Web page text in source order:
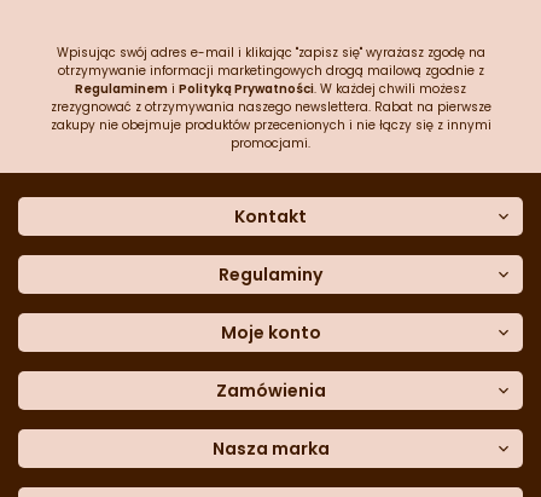
Wpisując swój adres e-mail i klikając "zapisz się" wyrażasz zgodę na
otrzymywanie informacji marketingowych drogą mailową zgodnie z
Regulaminem i Polityką Prywatności. W każdej chwili możesz
zrezygnować z otrzymywania naszego newslettera. Rabat na pierwsze
zakupy nie obejmuje produktów przecenionych i nie łączy się z innymi
promocjami.
Kontakt
Dane kontaktowe
Często zadawane pytania
Sklep stacjonarny
Formularz kontaktowy
Blog
telefon:601 767 272
Regulaminy
Polityka prywatności
Polityka cookies
Polityka reklamacji
Polityka zwrotów
Dostępność cyfrowa
Moje konto
Moje dane
Historia zamówień
Lista ulubionych
Moje rabaty
Zamówienia
Metody płatności
Dane do przelewu
Nasza marka